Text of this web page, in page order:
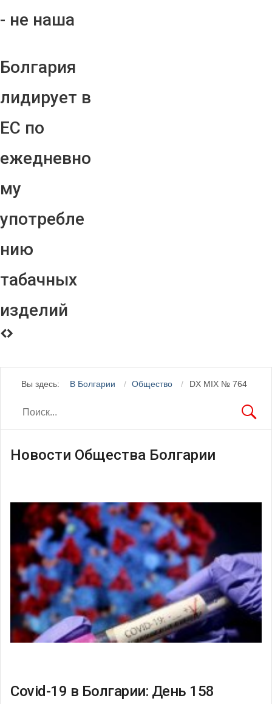
- не наша
Болгария
лидирует в
ЕС по
ежедневно
му
употребле
нию
табачных
изделий
Вы здесь: В Болгарии Общество DX MIX № 764
Новости Общества Болгарии
Covid-19 в Болгарии: День 158